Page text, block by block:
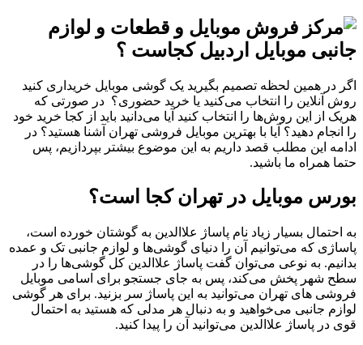
اگر در همین لحظه تصمیم بگیرید یک گوشی موبایل خریداری کنید
روش آنلاین را انتخاب می‌کنید یا خرید حضوری؟ در صورتی که
هریک از این روش‌ها را انتخاب کنید آیا می‌دانید باید از کجا خرید خود
را انجام دهید؟ آیا با بهترین موبایل فروشی تهران آشنا هستید؟ در
ادامه این مطلب قصد داریم به این موضوع بیشتر بپردازیم، پس
حتما همراه ما باشید.
بورس موبایل در تهران کجا است؟
به احتمال بسیار زیاد نام پاساژ علاالدین به گوشتان خورده است،
پاساژی که می‌توانیم آن را دنیای گوشی‌ها و لوازم جانبی تک و عمده
بدانیم. به نوعی می‌توان گفت پاساژ علاالدین کل گوشی‌ها را در
سطح شهر پخش می‌کند، پس به جای جستجو برای اسامی موبایل
فروشی های تهران می‌توانید به این پاساژ سر بزنید. برای هر گوشی
لوازم جانبی می‌خواهید و به دنبال هر مدلی که هستید به احتمال
قوی در پاساژ علاالدین می‌توانید آن را پیدا کنید.